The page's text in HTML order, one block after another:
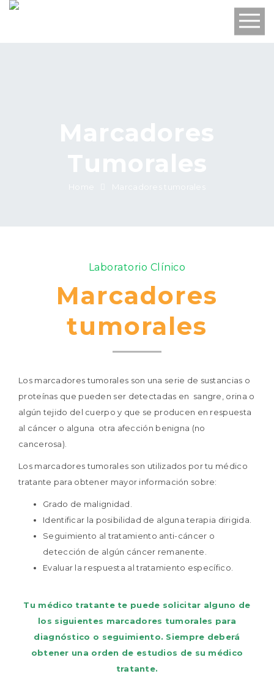
Laboratorio Clínico
Marcadores
tumorales
Los marcadores tumorales son una serie de sustancias o
proteínas que pueden ser detectadas en sangre, orina o
algún tejido del cuerpo y que se producen en respuesta
al cáncer o alguna otra afección benigna (no
cancerosa).
Los marcadores tumorales son utilizados por tu médico
tratante para obtener mayor información sobre:
Grado de malignidad.
Identificar la posibilidad de alguna terapia dirigida.
Seguimiento al tratamiento anti-cáncer o
detección de algún cáncer remanente.
Evaluar la respuesta al tratamiento específico.
Tu médico tratante te puede solicitar alguno de
los siguientes marcadores tumorales para
diagnóstico o seguimiento. Siempre deberá
obtener una orden de estudios de su médico
tratante.